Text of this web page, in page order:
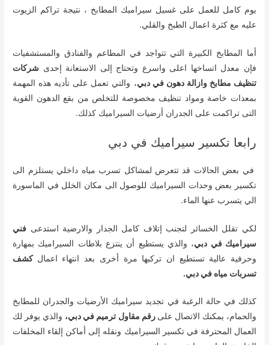
يوم كامل للعمل على غسيل سيراميك المطابخ ، نتيجة تراكم الزيوت
عليه مع كثرة اعمال الطبخ والقلي.
أما المطابخ الكبيرة التي تتواجد في المطاعم والفنادق والمستشفيات
فإن معدل اتساخها اعلى واسرع وتحتاج إلى الاستعانة إحدى شركات
تنظيف مطابخ وازالة دهون في دبي، والتي تعمل على تأديه هذه المهمة
بمعدات خاصة ومواد تنظيف مخصوصة للتخلص من بقع الدهون القوية
التى تراكمت على الجدران أرضيات السيراميك كذلك.
رابعا تكسير سيراميك في دبي
في بعض الحالات قد تتعرض لمشاكل تسرب مياه داخلي يستلزم الى
تكسير بعض وحدات السيراميك للوصول الى مكان الخلل في الماسورة
الي يتسرب عنها الماء.
لكي تقلل الخسائر لتجنب إتلاف كامل الجدار والارضية استدعى فني
سيراميك في دبي، والذي يستطيع أن ينتزع بلاطات السيراميك بمهارة
وحرفية عالية تستطيع ان تركبها مرة أخرى بعد انتهاء اعمال كشف
تسربات مياه في دبي.
كذلك في حالة الرغبة في تجديد سيراميك الأرضيات والجدران للمطابخ
والحمام، يمكنك الاتصال على رقم مقاول ترميم في دبي، والذي يوفر لك
العمال المحترفة في تكسير السيراميك ونقله إلى أماكن إلقاء المخلفات